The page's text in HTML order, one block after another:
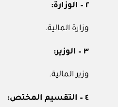
٢ – الوزارة:
وزارة المالية.
٣ – الوزير:
وزير المالية.
٤ – التقسيم المختص: